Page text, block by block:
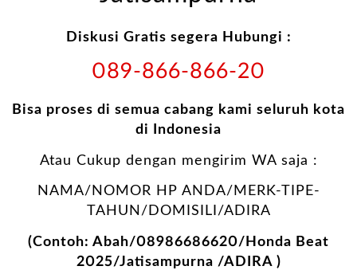
Diskusi Gratis segera Hubungi :
089-866-866-20
Bisa proses di semua cabang kami seluruh kota
di Indonesia
Atau Cukup dengan mengirim WA saja :
NAMA/NOMOR HP ANDA/MERK-TIPE-
TAHUN/DOMISILI/ADIRA
(Contoh: Abah/08986686620/Honda Beat
2025/Jatisampurna /ADIRA )